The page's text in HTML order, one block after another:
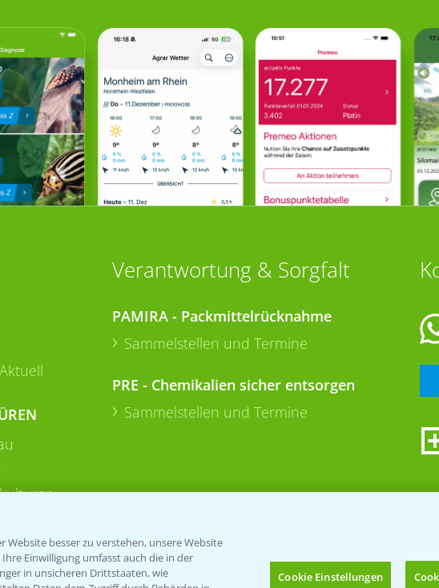
Verantwortung & Sorgfalt
PAMIRA - Packmittelrücknahme
Sammelstellen und Termine
PRE - Chemikalien sicher entsorgen
Sammelstellen und Termine
besser zu verstehen, unsere Website
Einwilligung umfasst auch die in der
in unsicheren Drittstaaten, wie
Cookie Einstellungen